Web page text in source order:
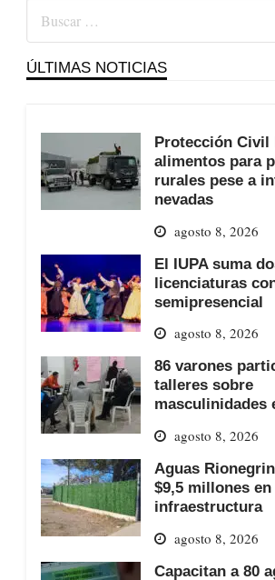
ÚLTIMAS NOTICIAS
Protección Civil
alimentos para
rurales pese a
nevadas
agosto 8, 2026
El IUPA suma
licenciaturas
semipresencial
agosto 8, 2026
86 varones
talleres sobre
masculinidades
agosto 8, 2026
Aguas
$9,5 millones
infraestructura
agosto 8, 2026
Capacitan a 80